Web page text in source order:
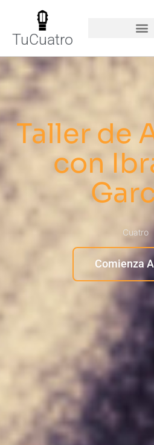
TuCuatro
Taller de
con
Cuatro
Comienza